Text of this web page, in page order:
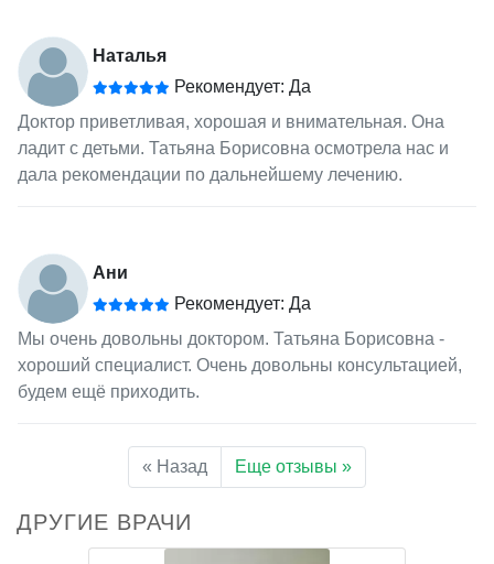
Наталья
Рекомендует: Да
Доктор приветливая, хорошая и внимательная. Она
ладит с детьми. Татьяна Борисовна осмотрела нас и
дала рекомендации по дальнейшему лечению.
Ани
Рекомендует: Да
Мы очень довольны доктором. Татьяна Борисовна -
хороший специалист. Очень довольны консультацией,
будем ещё приходить.
« Назад Еще отзывы »
ДРУГИЕ ВРАЧИ